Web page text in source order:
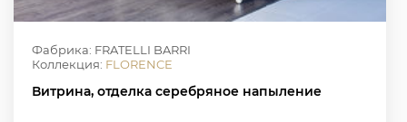
Фабрика: FRATELLI BARRI
Коллекция: FLORENCE
Витрина, отделка серебряное напыление